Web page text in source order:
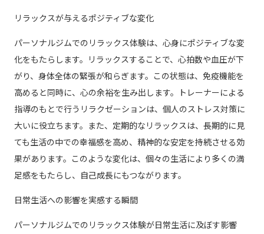
リラックスが与えるポジティブな変化
パーソナルジムでのリラックス体験は、心身にポジティブな変
化をもたらします。リラックスすることで、心拍数や血圧が下
がり、身体全体の緊張が和らぎます。この状態は、免疫機能を
高めると同時に、心の余裕を生み出します。トレーナーによる
指導のもとで行うリラクゼーションは、個人のストレス対策に
大いに役立ちます。また、定期的なリラックスは、長期的に見
ても生活の中での幸福感を高め、精神的な安定を持続させる効
果があります。このような変化は、個々の生活により多くの満
足感をもたらし、自己成長にもつながります。
日常生活への影響を実感する瞬間
パーソナルジムでのリラックス体験が日常生活に及ぼす影響